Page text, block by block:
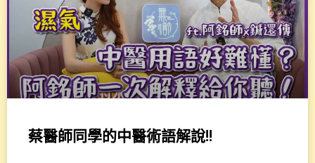
蔡醫師同學的中醫術語解說!!